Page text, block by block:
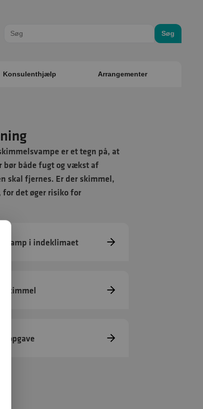
Søg
Konsulenthjælp Arrangementer
er et tegn på, at
bør både fugt og vækst af
skal fjernes. Er der skimmel,
det øger risiko for
i indeklimaet
skimmel
opgave